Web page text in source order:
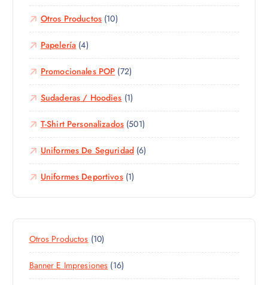
a
e
r
o
d
t
Otros Productos(10)
Papelería (4)
Promocionales POP (72)
Sudaderas / Hoodies (1)
T-Shirt Personalizados(501)
Uniformes De Seguridad(6)
Uniformes Deportivos(1)
Otros Productos 101
0
P
R
Banner E Impresiones 161
6